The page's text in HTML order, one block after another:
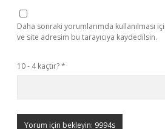
Daha sonraki yorumlarımda kullanılması
ve site adresim bu tarayıcıya kaydedilsin.
10 - 4 kaçtır?*